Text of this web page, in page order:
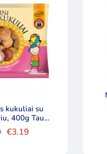
kukuliai su
400g Tautų
€3.19